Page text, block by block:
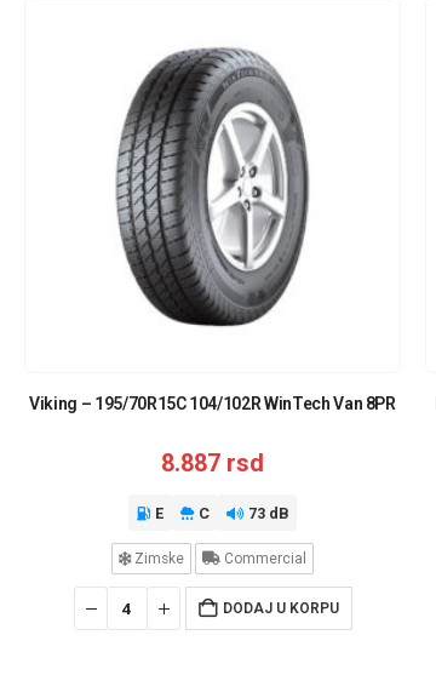
Viking – 195/70R15C 104/102R WinTech Van 8PR
8.887 rsd
E C 73 dB
Zimske Commercial
DODAJ U KORPU